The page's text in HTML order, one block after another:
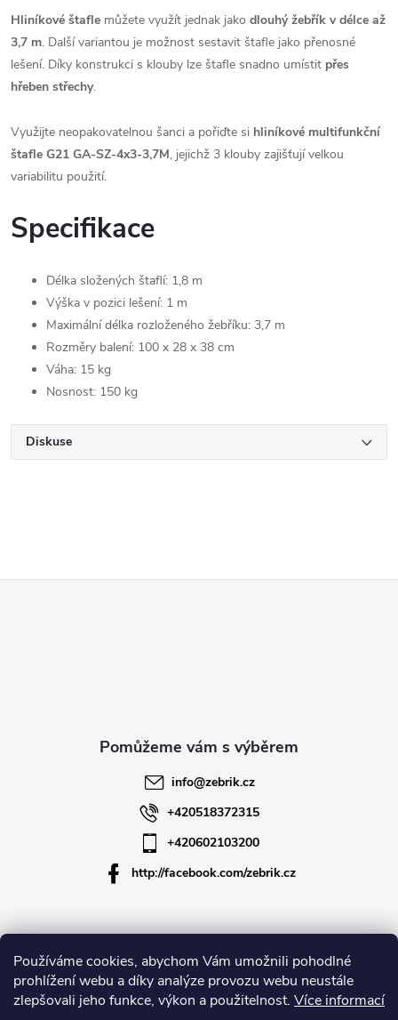
Používáme cookies, abychom Vám umožnili pohodlné
prohlížení webu a díky analýze provozu webu neustále
zlepšovali jeho funkce, výkon a použitelnost. Více informací
Hliníkové štafle můžete využít jednak jako dlouhý žebřík v délce až
3,7 m. Další variantou je možnost sestavit štafle jako přenosné
lešení. Díky konstrukci s klouby lze štafle snadno umístit přes
hřeben střechy.
Využijte neopakovatelnou šanci a pořiďte si hliníkové multifunkční
štafle G21 GA-SZ-4x3-3,7M, jejichž 3 klouby zajišťují velkou
variabilitu použití.
Specifikace
Délka složených štaflí: 1,8 m
Výška v pozici lešení: 1 m
Maximální délka rozloženého žebříku: 3,7 m
Rozměry balení: 100 x 28 x 38 cm
Váha: 15 kg
Nosnost: 150 kg
Diskuse
info@zebrik.cz
+420518372315
+420602103200
http://facebook.com/zebrik.cz
Informace pro vás
O společnosti